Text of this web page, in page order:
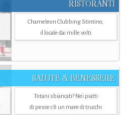
RISTORANTI
Chameleon Clubbing Stintino,
il locale dai mille volti
SALUTE & BENESSERE
Totani sbiancati? Nei piatti
di pesce c'è un mare di trucchi